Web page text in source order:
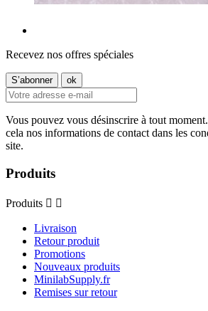
Recevez nos offres spéciales
Vous pouvez vous désinscrire à tout
cela nos informations de contact dans les
site.
Produits
Produits  
Livraison
Retour produit
Promotions
Nouveaux produits
MinilabSupply.fr
Remises sur retour